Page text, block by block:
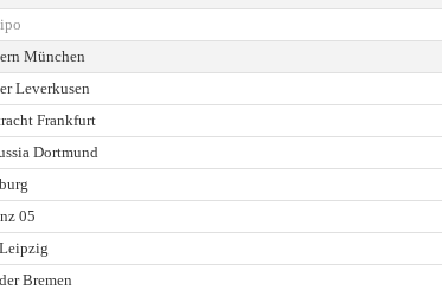
München
Leverkusen
Frankfurt
Dortmund
05
Bremen